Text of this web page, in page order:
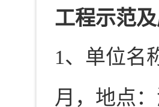
工程示范
1、单位名
月，地点